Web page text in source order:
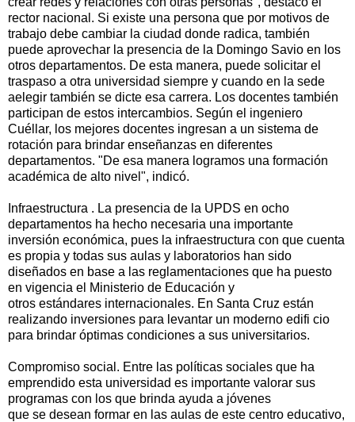
rector nacional. Si existe una persona que por motivos de
trabajo debe cambiar la ciudad donde radica, también
puede aprovechar la presencia de la Domingo Savio en los
otros departamentos. De esta manera, puede solicitar el
traspaso a otra universidad siempre y cuando en la sede
aelegir también se dicte esa carrera. Los docentes también
participan de estos intercambios. Según el ingeniero
Cuéllar, los mejores docentes ingresan a un sistema de
rotación para brindar enseñanzas en diferentes
departamentos. "De esa manera logramos una formación
académica de alto nivel", indicó.
Infraestructura . La presencia de la UPDS en ocho
departamentos ha hecho necesaria una importante
inversión económica, pues la infraestructura con que cuenta
es propia y todas sus aulas y laboratorios han sido
diseñados en base a las reglamentaciones que ha puesto
en vigencia el Ministerio de Educación y
otros estándares internacionales. En Santa Cruz están
realizando inversiones para levantar un moderno edifi cio
para brindar óptimas condiciones a sus universitarios.
Compromiso social. Entre las políticas sociales que ha
emprendido esta universidad es importante valorar sus
programas con los que brinda ayuda a jóvenes
que se desean formar en las aulas de este centro educativo,